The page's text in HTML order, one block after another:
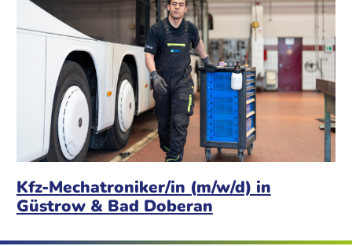
Kfz-Mechatroniker/in (m/w/d) in
Güstrow & Bad Doberan